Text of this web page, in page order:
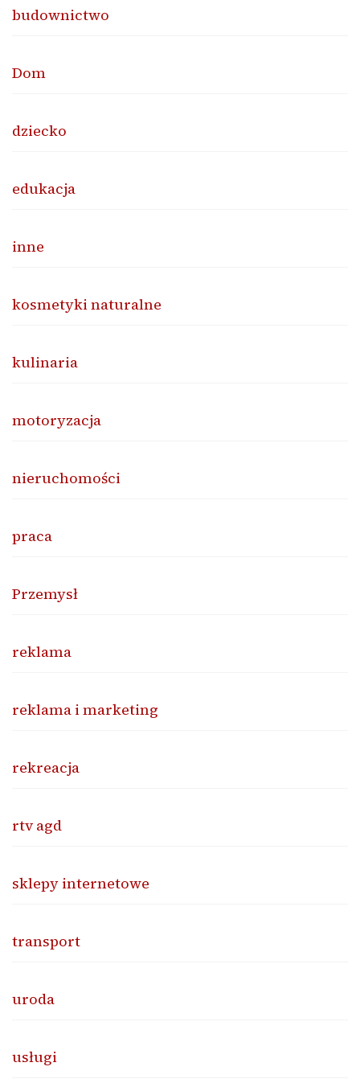
budownictwo
Dom
dziecko
edukacja
inne
kosmetyki naturalne
kulinaria
motoryzacja
nieruchomości
praca
Przemysł
reklama
reklama i marketing
rekreacja
rtv agd
sklepy internetowe
transport
uroda
usługi